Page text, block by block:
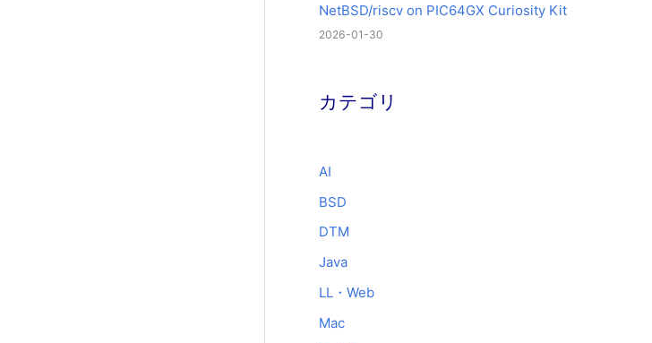
NetBSD/riscv on PIC64GX Curiosity Kit
2026-01-30
カテゴリ
AI
BSD
DTM
Java
LL・Web
Mac